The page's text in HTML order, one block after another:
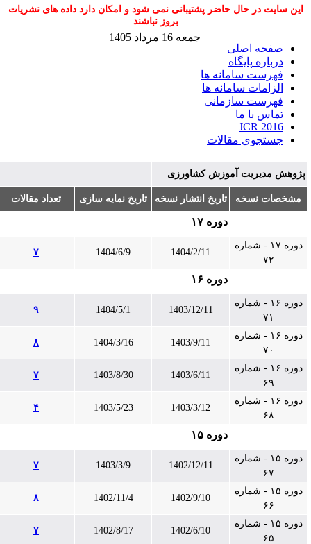
این سایت در حال حاضر پشتیبانی نمی شود و امکان دارد داده های نشریات
بروز نباشند
صفحه اصلی
درباره پایگاه
فهرست سامانه ها
الزامات سامانه ها
فهرست سازمانی
تماس با ما
JCR 2016
جستجوی مقالات
جمعه 16 مرداد 1405
مدیریت آموزش کشاورزی
مشخصات نسخه تاریخ انتشار نسخه تاریخ نمایه سازی تعداد مقالات
دوره ۱۷
دوره ۱۷ - شماره
۷۲
1404/2/11
1404/6/9
دوره ۱۶
دوره ۱۶ - شماره
۷۱
1403/12/11
1404/5/1
دوره ۱۶ - شماره
۷۰
1403/9/11
1404/3/16
دوره ۱۶ - شماره
۶۹
1403/6/11
1403/8/30
دوره ۱۶ - شماره
۶۸
1403/3/12
1403/5/23
دوره ۱۵
دوره ۱۵ - شماره
۶۷
1402/12/11
1403/3/9
دوره ۱۵ - شماره
۶۶
1402/9/10
1402/11/4
دوره ۱۵ - شماره
۶۵
1402/6/10
1402/8/17